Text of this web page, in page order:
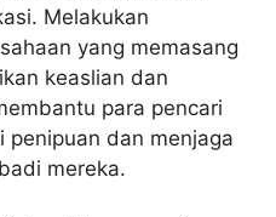
Melakukan
yang memasang
keaslian dan
para pencari
penipuan dan menjaga
mereka.